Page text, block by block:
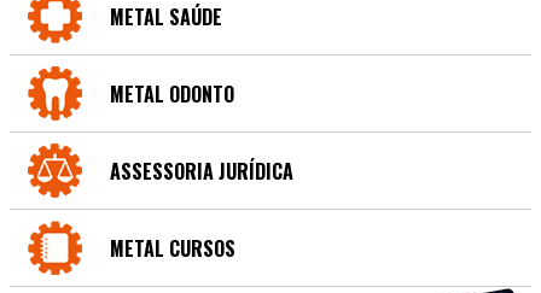
METAL SAÚDE
METAL ODONTO
ASSESSORIA JURÍDICA
METAL CURSOS